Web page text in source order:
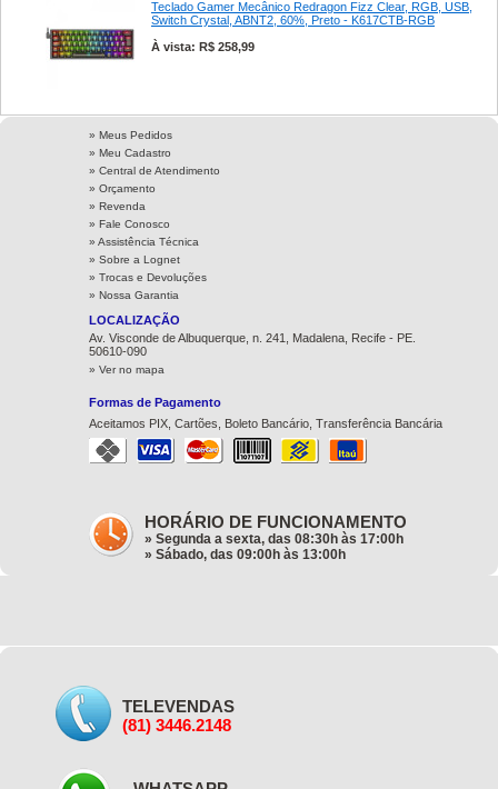
Teclado Gamer Mecânico Redragon Fizz Clear, RGB, USB,
Switch Crystal, ABNT2, 60%, Preto - K617CTB-RGB
À vista: R$ 258,99
» Meus Pedidos
» Meu Cadastro
» Central de Atendimento
» Orçamento
» Revenda
» Fale Conosco
» Assistência Técnica
» Sobre a Lognet
» Trocas e Devoluções
» Nossa Garantia
LOCALIZAÇÃO
Av. Visconde de Albuquerque, n. 241, Madalena, Recife - PE.
50610-090
» Ver no mapa
Formas de Pagamento
Aceitamos PIX, Cartões, Boleto Bancário, Transferência Bancária
HORÁRIO DE FUNCIONAMENTO
» Segunda a sexta, das 08:30h às 17:00h
» Sábado, das 09:00h às 13:00h
TELEVENDAS
(81) 3446.2148